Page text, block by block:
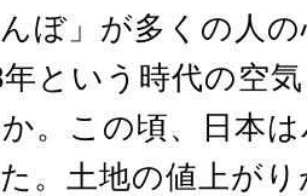
ぼ」が多くの人
という時代の空
。この頃、日本
。土地の値上が